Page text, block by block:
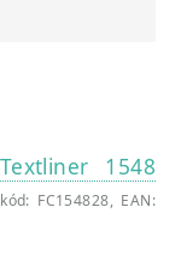
Textliner 1548
FC154828, EAN: